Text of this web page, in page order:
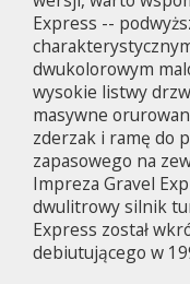
Express --
dwukolorowym
wysokie listwy
masywne
zderzak i ramę do
zapasowego na
Impreza Gravel
dwulitrowy silnik
Express został
debiutującego w